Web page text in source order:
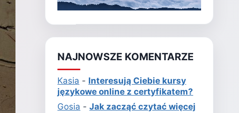
NAJNOWSZE KOMENTARZE
Kasia - Interesują Ciebie kursy
językowe online z certyfikatem?
Gosia -Jak zacząć czytać więcej